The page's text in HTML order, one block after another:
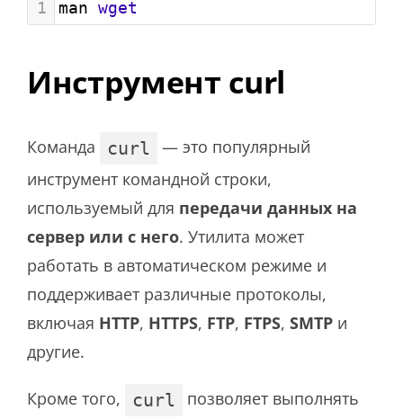
1 man wget
Инструмент curl
Команда curl
— это популярный
инструмент командной строки,
используемый для передачи данных на
сервер или с него. Утилита может
работать в автоматическом режиме и
поддерживает различные протоколы,
включая HTTP, HTTPS, FTP, FTPS, SMTP и
другие.
Кроме того, curl
позволяет выполнять